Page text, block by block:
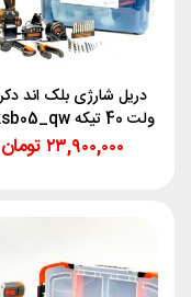
ولت 40 تیکه Bcksb05_qw
تومان۲۳,۹۰۰,۰۰۰